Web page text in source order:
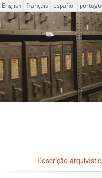
Idioma
English français español
Descrições
Projeto ICA-AtoM
Descrição